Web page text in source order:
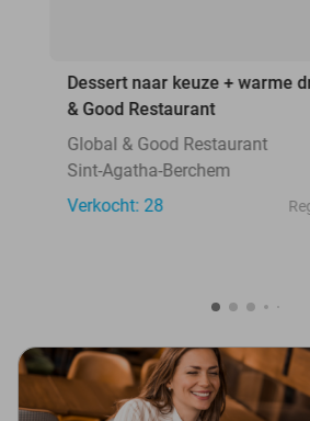
Dessert naar keuze + warme
& Good Restaurant
Global & Good Restaurant
Sint-Agatha-Berchem
Verkocht: 28